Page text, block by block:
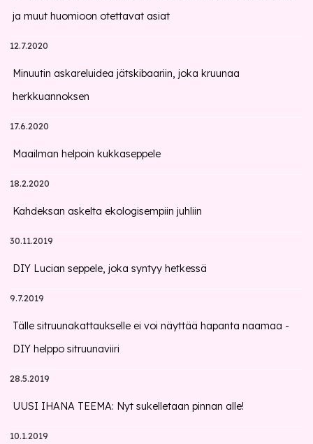
ja muut huomioon otettavat asiat
12.7.2020
Minuutin askareluidea jätskibaariin, joka kruunaa
herkkuannoksen
17.6.2020
Maailman helpoin kukkaseppele
18.2.2020
Kahdeksan askelta ekologisempiin juhliin
30.11.2019
DIY Lucian seppele, joka syntyy hetkessä
9.7.2019
Tälle sitruunakattaukselle ei voi näyttää hapanta naamaa -
DIY helppo sitruunaviiri
28.5.2019
UUSI IHANA TEEMA: Nyt sukelletaan pinnan alle!
10.1.2019